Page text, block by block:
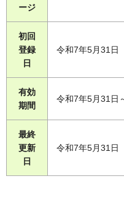
ージ
初回
登録
日
令和7年5月31日
有効
期間
令和7年5月31日
最終
更新
日
令和7年5月31日